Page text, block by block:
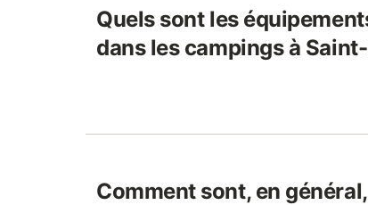
Quels sont les
dans les campings à
Comment sont, en